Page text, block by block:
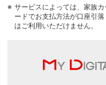
サービスによっては、家族
ードでお支払方法が口座引
はご利用いただけません。